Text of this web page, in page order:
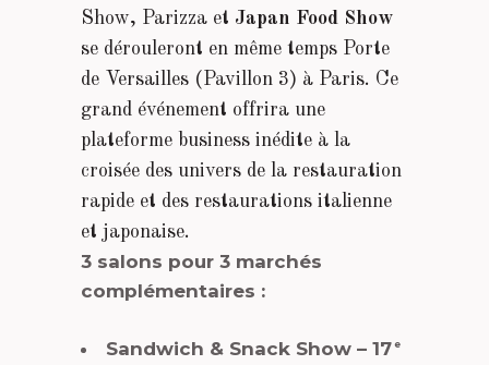
Show, Parizza et Japan Food Show
se dérouleront en même temps Porte
de Versailles (Pavillon 3) à Paris. Ce
grand événement offrira une
plateforme business inédite à la
croisée des univers de la restauration
rapide et des restaurations italienne
et japonaise.
3 salons pour 3 marchés
complémentaires :
Sandwich & Snack Show – 17 e